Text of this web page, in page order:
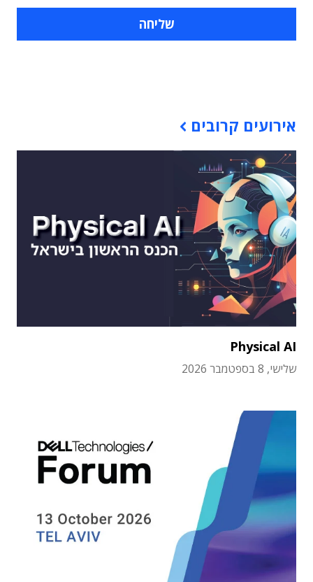
אירועים קרובים
Physical AI
שלישי, 8 בספטמבר 2026